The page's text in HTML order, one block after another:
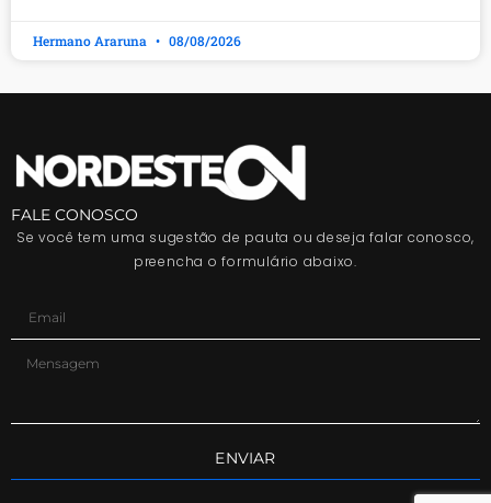
Hermano Araruna 08/08/2026
FALE CONOSCO
Se você tem uma sugestão de pauta ou deseja falar conosco,
preencha o formulário abaixo.
ENVIAR